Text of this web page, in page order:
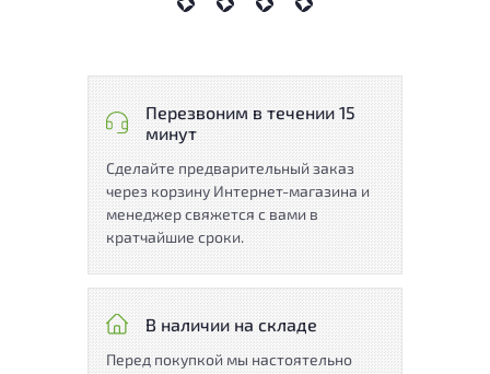
Перезвоним в течении 15
минут
Сделайте предварительный заказ
через корзину Интернет-магазина и
менеджер свяжется с вами в
кратчайшие сроки.
В наличии на складе
Перед покупкой мы настоятельно